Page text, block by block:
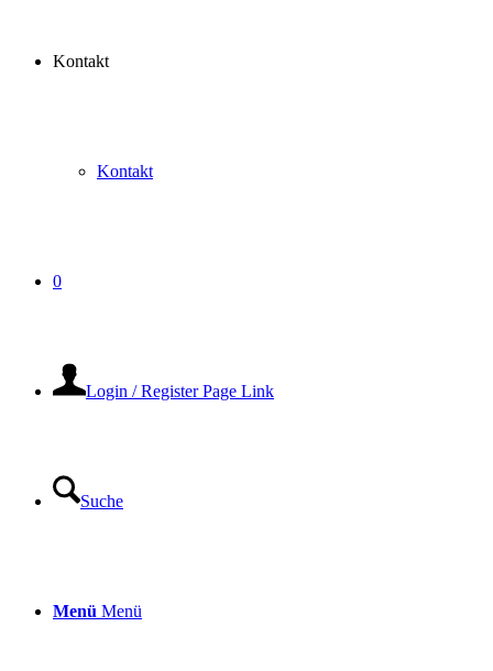
Kontakt
Kontakt
0
Login / Register Page Link
Suche
Menü Menü